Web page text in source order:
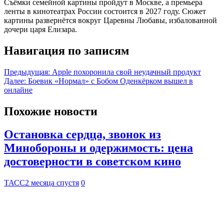
Съёмки семейной картины пройдут в Москве, а премьера
ленты в кинотеатрах России состоится в 2027 году. Сюжет
картины развернётся вокруг Царевны Любавы, избалованной
дочери царя Елизара.
Навигация по записям
Предыдущая: Apple похоронила свой неудачный продукт
Далее: Боевик «Нормал» с Бобом Оденкёрком вышел в
онлайне
Похожие новости
Остановка сердца, звонок из
Минобороны и одержимость: цена
достоверности в советском кино
ТАСС2 месяца спустя 0